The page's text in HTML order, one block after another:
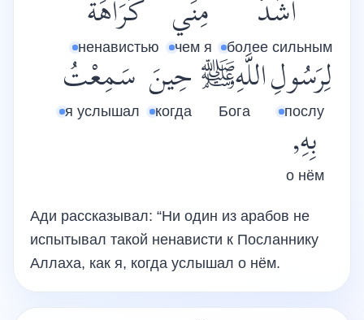
أَشَدَّ
более сильным
مِنِّي
чем я
كَرَاهَةً
ненавистью
لِرَسُولِ
послу
اللَّهِﷺ
Бога
حِينَ
когда
سَمِعْتُ
я услышал
بِهِ,
о нём
Ади рассказывал: “Ни один из арабов не
испытывал такой ненависти к Посланнику
Аллаха, как я, когда услышал о нём.